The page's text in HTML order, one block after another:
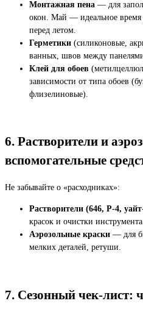
Монтажная пена — для
окон. Май — идеальное время
перед летом.
Герметики (силиконовые,
ванных, швов между
Клей для обоев
зависимости от типа обоев
флизелиновые).
6. Растворители и
вспомогательные
Не забывайте о «расходниках»:
Растворители (646, Р-4,
красок и очистки инструмента.
Аэрозольные краски — для
мелких деталей, ретуши.
7. Сезонный чек-лист: